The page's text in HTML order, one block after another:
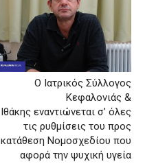
Ο Ιατρικός Σύλλογος
Κεφαλονιάς &
Ιθάκης εναντιώνεται σ’ όλες
τις ρυθμίσεις του προς
κατάθεση Νομοσχεδίου που
αφορά την ψυχική υγεία